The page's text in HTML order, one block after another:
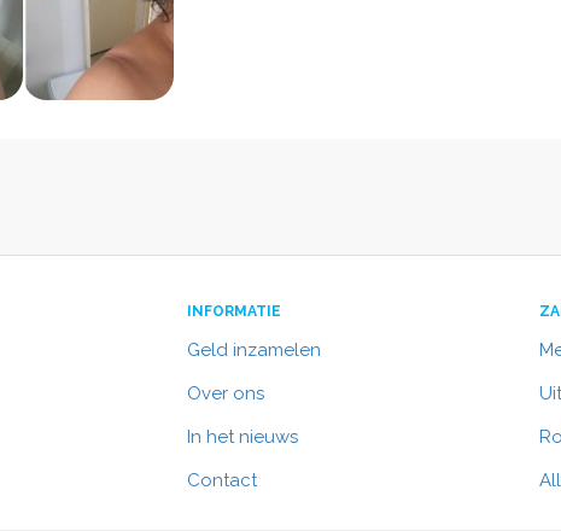
INFORMATIE
Geld inzamelen
Over ons
In het nieuws
Contact